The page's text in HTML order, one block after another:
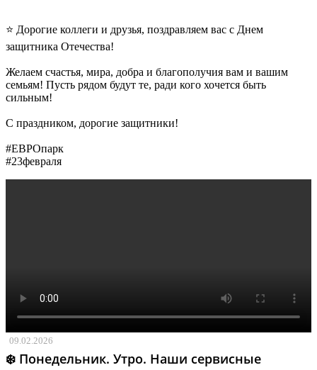
⭐️ Дорогие коллеги и друзья, поздравляем вас с Днем
защитника Отечества!
Желаем счастья, мира, добра и благополучия вам и вашим
семьям! Пусть рядом будут те, ради кого хочется быть
сильным!
С праздником, дорогие защитники!
#ЕВРОпарк
#23февраля
09.02.2026
❄️ Понедельник. Утро. Наши сервисные